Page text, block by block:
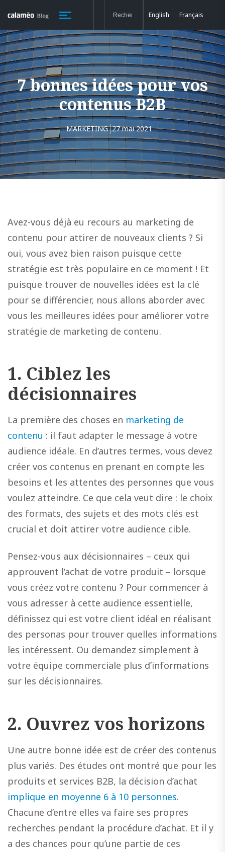
English Français
7 bonnes idées pour vos
contenus B2B
MARKETING 27 mai 2021
Avez-vous déjà eu recours au marketing de
contenu pour attirer de nouveaux clients ? Si
oui, vous avez bien raison puisque cette
stratégie est très populaire en ce moment ! Et
puisque trouver de nouvelles idées est la clé
pour se différencier, nous allons aborder avec
vous les meilleures idées pour améliorer votre
stratégie de marketing de contenu.
1. Ciblez les
décisionnaires
La première des choses en marketing de
contenu : il faut adapter le message à votre
audience idéale. En d’autres termes, vous devez
créer vos contenus en prenant en compte les
besoins et les attentes des personnes que vous
voulez atteindre. Ce que cela veut dire : le choix
des formats, des sujets et des mots clés est
crucial et doit attirer votre audience cible.
Pensez-vous aux décisionnaires – ceux qui
approuvent l’achat de votre produit – lorsque
vous créez votre contenu ? Pour commencer à
vous adresser à cette audience essentielle,
définissez qui est votre client idéal en réalisant
des personas pour trouver quelles informations
les intéressent. Ou demandez simplement à
votre équipe commerciale plus d’informations
sur les décisionnaires.
2. Ouvrez vos horizons
Une autre bonne idée est de créer des contenus
plus variés. Des études ont montré que pour les
produits et services B2B, la décision d’achat
implique en moyenne 6 à 10 personnes.
Chacune d’entre elles va faire ses propres
recherches pendant la procédure d’achat. Et il y
a des chances pour qu’une partie de ces